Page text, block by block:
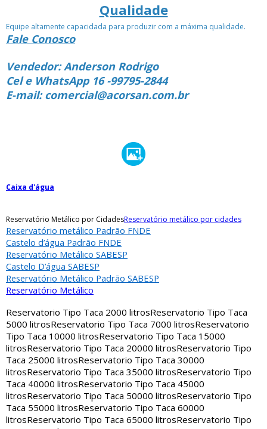
Qualidade
Equipe altamente capacidada para produzir com a máxima qualidade.
Fale Conosco
Vendedor: Anderson Rodrigo
Cel e WhatsApp 16 -99795-2844
E-mail: comercial@acorsan.com.br
Caixa d'água
Reservatório Metálico por CidadesReservatório metálico por cidades
Reservatório metálico Padrão FNDE
Castelo d’água Padrão FNDE
Reservatório Metálico SABESP
Castelo D’água SABESP
Reservatório Metálico Padrão SABESP
Reservatório Metálico
Reservatorio Tipo Taca 2000 litrosReservatorio Tipo Taca
5000 litrosReservatorio Tipo Taca 7000 litrosReservatorio
Tipo Taca 10000 litrosReservatorio Tipo Taca 15000
litrosReservatorio Tipo Taca 20000 litrosReservatorio Tipo
Taca 25000 litrosReservatorio Tipo Taca 30000
litrosReservatorio Tipo Taca 35000 litrosReservatorio Tipo
Taca 40000 litrosReservatorio Tipo Taca 45000
litrosReservatorio Tipo Taca 50000 litrosReservatorio Tipo
Taca 55000 litrosReservatorio Tipo Taca 60000
litrosReservatorio Tipo Taca 65000 litrosReservatorio Tipo